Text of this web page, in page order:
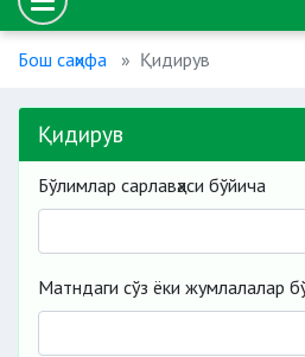
Бош саҳифа Қидирув
Қидирув
Бўлимлар сарлавҳаси бўйича
Матндаги сўз ёки жумлалалар